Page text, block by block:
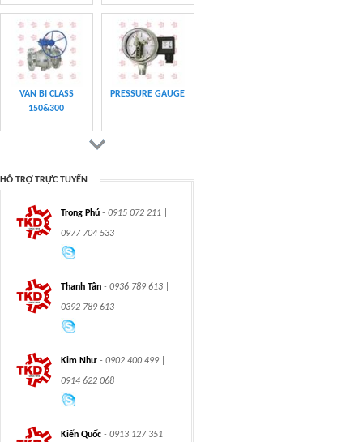
VAN BI CLASS
150&300
PRESSURE GAUGE
CHAIN
MOUNTED BALL
VALVES
MOUNTED BALL
HỖ TRỢ TRỰC TUYẾN
Trọng Phú - 0915 072 211 |
0977 704 533
Thanh Tân - 0936 789 613 |
0392 789 613
Kim Như - 0902 400 499 |
0914 622 068
Kiến Quốc - 0913 127 351